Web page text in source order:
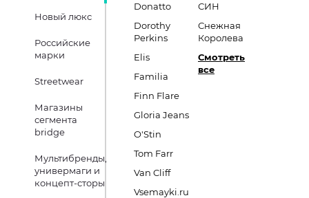
Новый люкс
Российские
марки
Streetwear
Магазины
сегмента
bridge
Мультибренды,
универмаги и
концепт-сторы
Donatto
Dorothy
Perkins
Elis
Familia
Finn Flare
Gloria Jeans
O'Stin
Tom Farr
Van Cliff
Vsemayki.ru
СИН
Снежная
Королева
Смотреть
все